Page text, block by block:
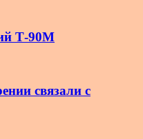
Т-90М
связали с